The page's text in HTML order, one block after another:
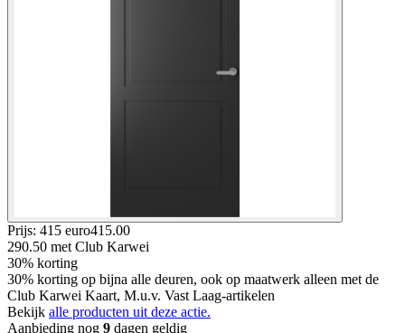
Prijs: 415 euro415.00
290.50 met Club Karwei
30% korting
30% korting op bijna alle deuren, ook op maatwerk alleen met de
Club Karwei Kaart, M.u.v. Vast Laag-artikelen
Bekijk alle producten uit deze actie.
Aanbieding nog 9 dagen geldig